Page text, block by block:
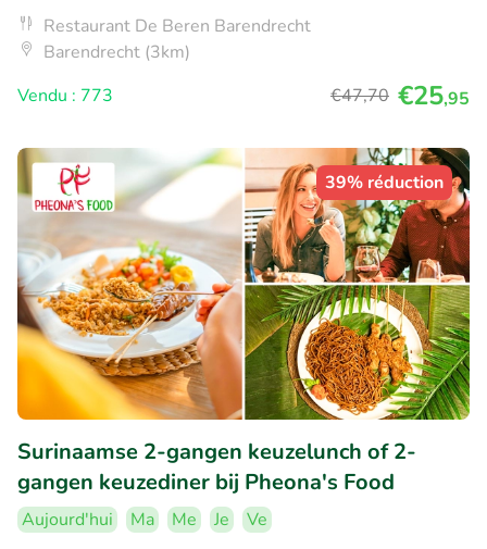
Restaurant De Beren Barendrecht
Barendrecht (3km)
Vendu : 773
€47,70 €25,95
39% réduction
Surinaamse 2-gangen keuzelunch of 2-
gangen keuzediner bij Pheona's Food
Aujourd'hui Ma Me Je
Ve